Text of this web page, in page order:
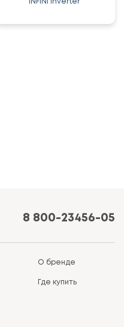
INFINI Inverter
8 800-23456-05
О бренде
Где купить